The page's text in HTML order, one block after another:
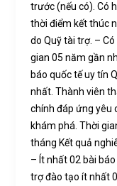
trước (nếu có). Có
thời điểm kết thúc
do Quỹ tài trợ. –
gian 05 năm gần
báo quốc tế uy tín
nhất. Thành viên
chính đáp ứng yêu
khám phá. Thời
tháng Kết quả
– Ít nhất 02 bài
trợ đào tạo ít nhất